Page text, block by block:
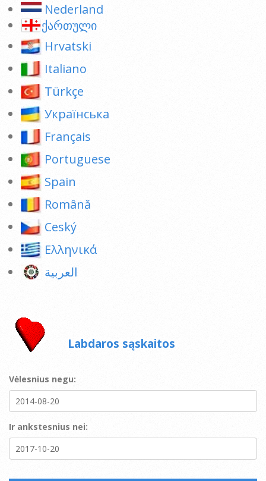
Nederland
ქართული
Hrvatski
Italiano
Türkçe
Українська
Français
Portuguese
Spain
Română
Ceský
Ελληνικά
العربية
Labdaros sąskaitos
Vėlesnius negu:
Ir ankstesnius nei: